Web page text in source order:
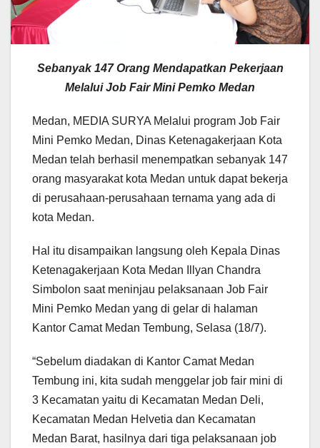
Sebanyak 147 Orang Mendapatkan Pekerjaan
Melalui Job Fair Mini Pemko Medan
Medan, MEDIA SURYA Melalui program Job Fair
Mini Pemko Medan, Dinas Ketenagakerjaan Kota
Medan telah berhasil menempatkan sebanyak 147
orang masyarakat kota Medan untuk dapat bekerja
di perusahaan-perusahaan ternama yang ada di
kota Medan.
Hal itu disampaikan langsung oleh Kepala Dinas
Ketenagakerjaan Kota Medan Illyan Chandra
Simbolon saat meninjau pelaksanaan Job Fair
Mini Pemko Medan yang di gelar di halaman
Kantor Camat Medan Tembung, Selasa (18/7).
“Sebelum diadakan di Kantor Camat Medan
Tembung ini, kita sudah menggelar job fair mini di
3 Kecamatan yaitu di Kecamatan Medan Deli,
Kecamatan Medan Helvetia dan Kecamatan
Medan Barat, hasilnya dari tiga pelaksanaan job